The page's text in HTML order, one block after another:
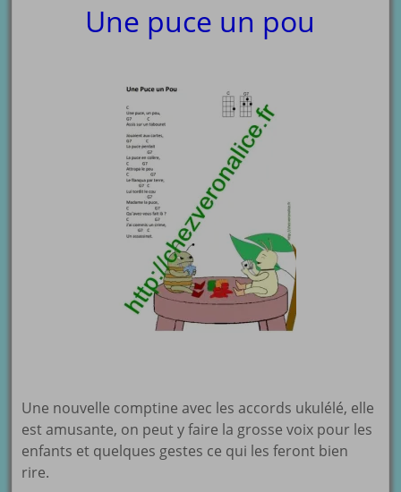
Une puce un pou
Une nouvelle comptine avec les accords ukulélé, elle
est amusante, on peut y faire la grosse voix pour les
enfants et quelques gestes ce qui les feront bien
rire.